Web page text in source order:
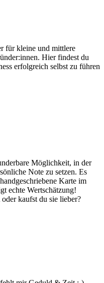
für kleine und mittlere
Hier findest du
erfolgreich selbst zu führen
Möglichkeit, in der
Note zu setzen. Es
Karte im
echte Wertschätzung!
kaufst du sie lieber?